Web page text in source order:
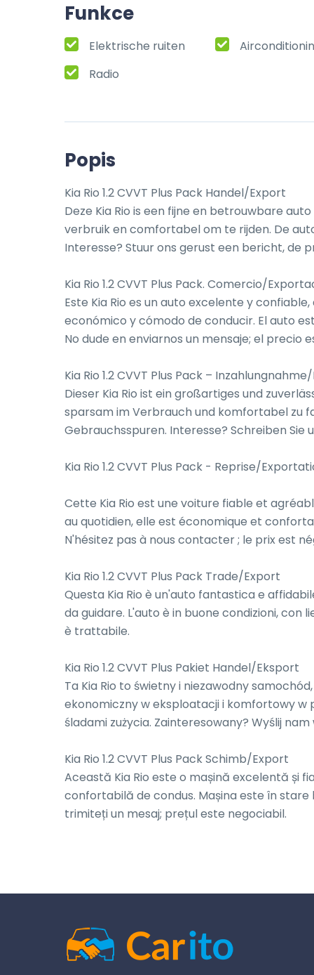
Funkce
Elektrische ruiten
Radio
Popis
Kia Rio 1.2 CVVT Plus Pack Handel/Export
Deze Kia Rio is een fijne en betrouwbare
verbruik en comfortabel om te rijden. De
Interesse? Stuur ons gerust een bericht, de
Kia Rio 1.2 CVVT Plus Pack. Comercio/
Este Kia Rio es un auto excelente y
económico y cómodo de conducir. El auto
No dude en enviarnos un mensaje; el precio
Kia Rio 1.2 CVVT Plus Pack –
Dieser Kia Rio ist ein großartiges und
sparsam im Verbrauch und komfortabel zu
Gebrauchsspuren. Interesse? Schreiben Sie
Kia Rio 1.2 CVVT Plus Pack - Reprise/
Cette Kia Rio est une voiture fiable et
au quotidien, elle est économique et
N'hésitez pas à nous contacter ; le prix est
Kia Rio 1.2 CVVT Plus Pack Trade/Export
Questa Kia Rio è un'auto fantastica e
da guidare. L'auto è in buone condizioni, con
è trattabile.
Kia Rio 1.2 CVVT Plus Pakiet Handel/Eksport
Ta Kia Rio to świetny i niezawodny
ekonomiczny w eksploatacji i komfortowy w
śladami zużycia. Zainteresowany? Wyślij
Kia Rio 1.2 CVVT Plus Pack Schimb/Export
Această Kia Rio este o mașină excelentă și
confortabilă de condus. Mașina este în
trimiteți un mesaj; prețul este negociabil.